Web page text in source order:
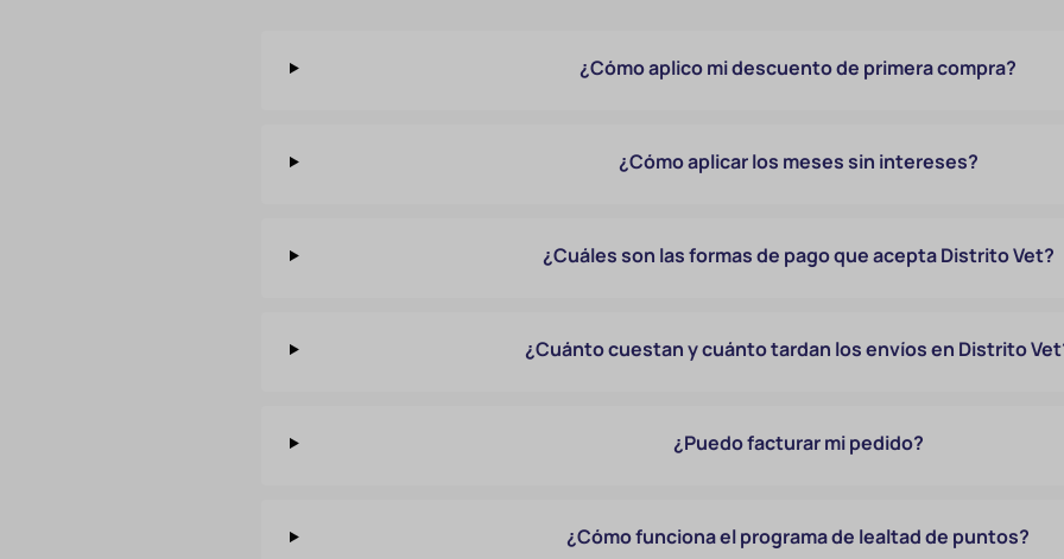
¿Cómo aplico mi descuento de primera compra?
¿Cómo aplicar los meses sin intereses?
¿Cuáles son las formas de pago que acepta Distrito Vet?
¿Cuánto cuestan y cuánto tardan los envíos en Distrito
¿Puedo facturar mi pedido?
¿Cómo funciona el programa de lealtad de puntos?